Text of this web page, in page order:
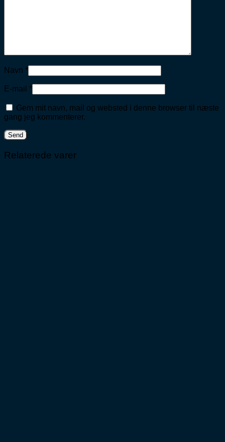
Navn *
E-mail *
Gem mit navn, mail og websted i denne browser til næste
gang jeg kommenterer.
Relaterede varer